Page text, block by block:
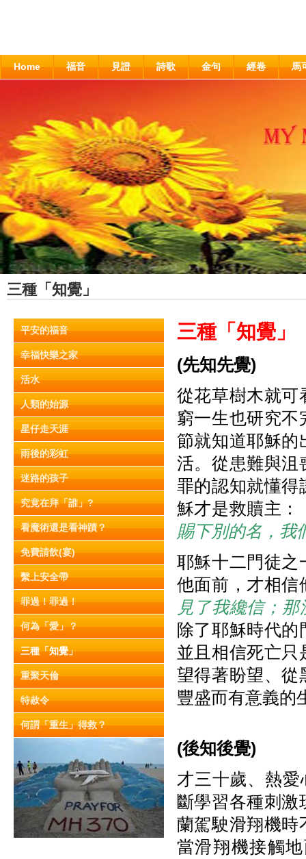
Home 福音 見證 詩歌 金句 經卷 馬
三種「知覺」
平安的福音
幸福快樂之家
活水
人類的始源
星仔走天涯
雨後的彩虹
迷路的孩子
究竟在拜「誰」?
看魔術還是看神蹟？
免費請飲(宴)
繫上安全帶
罪過！罪過！
何為「愛」？
三種「知覺」
重聚天倫
特赦令
何謂「重生」得救？
三種「知覺」
(先知先覺)
從花草樹木就可
窮一生也研究不
節就知道耶穌的
活。從患難與沮
罪的認知就懂得
穌才是救贖主：
賜下別的名，我
耶穌十二門徒之
他面前，才相信
見了我纔信；
除了耶穌時代
並且相信死亡只
望得著盼望、從
豐盛而有意義的
(後知後覺)
才三十歲、熱
斷學習各種刺
蘭駕駛滑翔機時
當滑翔機接觸